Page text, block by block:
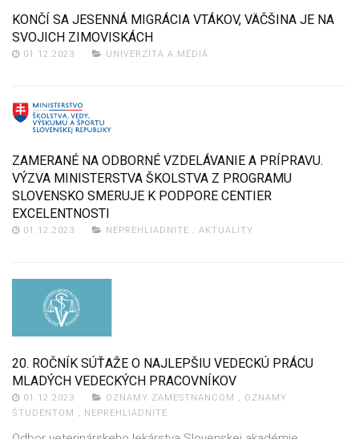
KONČÍ SA JESENNÁ MIGRÁCIA VTÁKOV, VÄČŠINA JE NA
SVOJICH ZIMOVISKÁCH
01.12.2023 UNIVERZITA A MÉDIÁ
ZAMERANÉ NA ODBORNÉ VZDELÁVANIE A PRÍPRAVU.
VÝZVA MINISTERSTVA ŠKOLSTVA Z PROGRAMU
SLOVENSKO SMERUJE K PODPORE CENTIER
EXCELENTNOSTI
01.12.2023 NEPREHLIADNITE , AKTUALITY
20. ROČNÍK SÚŤAŽE O NAJLEPŠIU VEDECKÚ PRÁCU
MLADÝCH VEDECKÝCH PRACOVNÍKOV
01.12.2023 OZNAMY ZAMESTNANCOM , OZNAMY
ŠTUDENTOM , NEPREHLIADNITE